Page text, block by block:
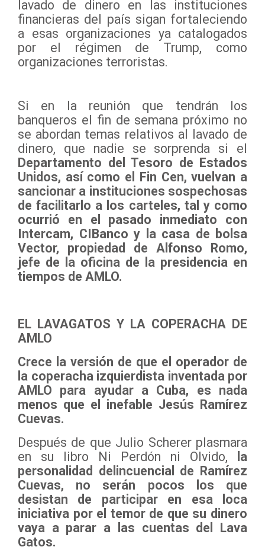
lavado de dinero en las instituciones
financieras del país sigan fortaleciendo
a esas organizaciones ya catalogados
por el régimen de Trump, como
organizaciones terroristas.
Si en la reunión que tendrán los
banqueros el fin de semana próximo no
se abordan temas relativos al lavado de
dinero, que nadie se sorprenda si el
Departamento del Tesoro de Estados
Unidos, así como el Fin Cen, vuelvan a
sancionar a instituciones sospechosas
de facilitarlo a los carteles, tal y como
ocurrió en el pasado inmediato con
Intercam, CIBanco y la casa de bolsa
Vector, propiedad de Alfonso Romo,
jefe de la oficina de la presidencia en
tiempos de AMLO.
EL LAVAGATOS Y LA COPERACHA DE
AMLO
Crece la versión de que el operador de
la coperacha izquierdista inventada por
AMLO para ayudar a Cuba, es nada
menos que el inefable Jesús Ramírez
Cuevas.
Después de que Julio Scherer plasmara
en su libro Ni Perdón ni Olvido,
la
personalidad delincuencial de Ramírez
Cuevas, no serán pocos los que
desistan de participar en esa loca
iniciativa por el temor de que su dinero
vaya a parar a las cuentas del Lava
Gatos.